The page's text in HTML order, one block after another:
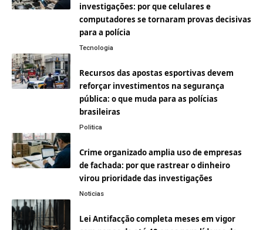
investigações: por que celulares e
computadores se tornaram provas decisivas
para a polícia
Tecnologia
Recursos das apostas esportivas devem
reforçar investimentos na segurança
pública: o que muda para as polícias
brasileiras
Politica
Crime organizado amplia uso de empresas
de fachada: por que rastrear o dinheiro
virou prioridade das investigações
Noticias
Lei Antifacção completa meses em vigor